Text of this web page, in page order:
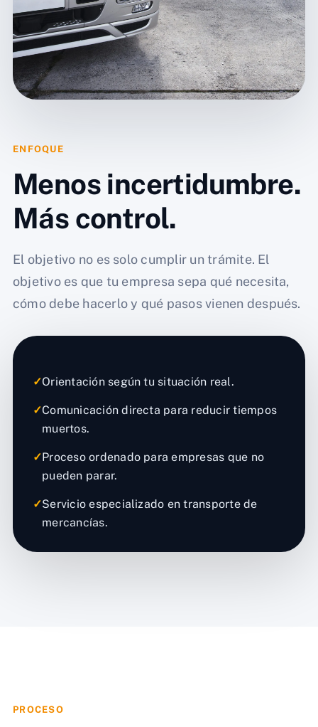
ENFOQUE
Menos incertidumbre.
Más control.
El objetivo no es solo cumplir un trámite. El
objetivo es que tu empresa sepa qué necesita,
cómo debe hacerlo y qué pasos vienen después.
✓Orientación según tu situación real.
✓Comunicación directa para reducir tiempos
muertos.
✓Proceso ordenado para empresas que no
pueden parar.
✓Servicio especializado en transporte de
mercancías.
PROCESO